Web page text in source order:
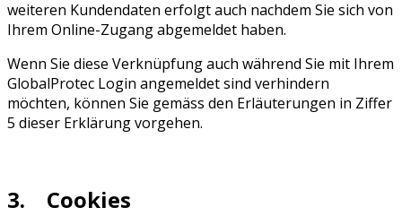
weiteren Kundendaten erfolgt auch nachdem Sie sich von
Ihrem Online-Zugang abgemeldet haben.
Wenn Sie diese Verknüpfung auch während Sie mit Ihrem
GlobalProtec Login angemeldet sind verhindern
möchten, können Sie gemäss den Erläuterungen in Ziffer
5 dieser Erklärung vorgehen.
3. Cookies